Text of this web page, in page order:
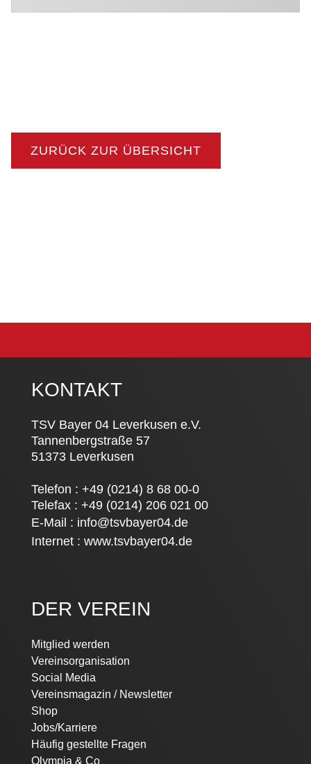
ZURÜCK ZUR ÜBERSICHT
KONTAKT
TSV Bayer 04 Leverkusen e.V.
Tannenbergstraße 57
51373 Leverkusen
Telefon : +49 (0214) 8 68 00-0
Telefax : +49 (0214) 206 021 00
E-Mail : info@tsvbayer04.de
Internet : www.tsvbayer04.de
DER VEREIN
Navigation
überspringen
Mitglied werden
Vereinsorganisation
Social Media
Vereinsmagazin / Newsletter
Shop
Jobs/Karriere
Häufig gestellte Fragen
Olympia & Co